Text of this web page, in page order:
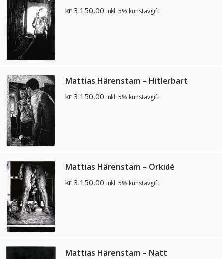
kr 3.150,00 inkl. 5% kunstavgift
Mattias Härenstam – Hitlerbart
kr 3.150,00 inkl. 5% kunstavgift
Mattias Härenstam – Orkidé
kr 3.150,00 inkl. 5% kunstavgift
Mattias Härenstam – Natt